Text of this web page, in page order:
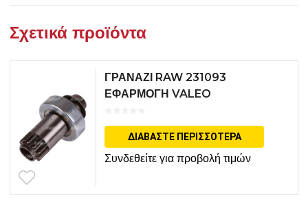
Σχετικά προϊόντα
ΓΡΑΝΑΖΙ RAW 231093
ΕΦΑΡΜΟΓΗ VALEO
ΔΙΑΒΆΣΤΕ ΠΕΡΙΣΣΌΤΕΡΑ
Συνδεθείτε για προβολή τιμών